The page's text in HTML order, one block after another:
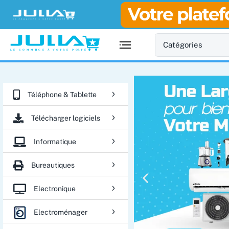
Téléphone & Tablette
Télécharger logiciels
Informatique
Bureautiques
Electronique
Electroménager